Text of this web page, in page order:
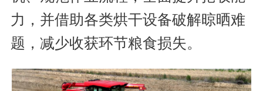
力，并借助各类烘干设备破解晾晒难
题，减少收获环节粮食损失。